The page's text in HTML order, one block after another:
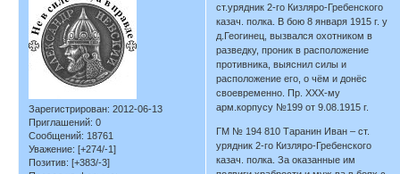
Зарегистрирован: 2012-06-13
Приглашений: 0
Сообщений: 18761
Уважение: [+274/-1]
Позитив: [+383/-3]
ст.урядник 2-го Кизляро-Гребенского
казач. полка. В бою 8 января 1915 г. у
д.Геогинец, вызвался охотником в
разведку, проник в расположение
противника, выяснил силы и
расположение его, о чём и донёс
своевременно. Пр. ХХХ-му
арм.корпусу №199 от 9.08.1915 г.
ГМ № 194 810 Таранин Иван – ст.
урядник 2-го Кизляро-Гребенского
казач. полка. За оказанные им